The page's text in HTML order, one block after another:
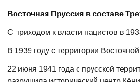
Восточная Пруссия в составе
С приходом к власти нацистов в
В 1939 году с территории
22 июня 1941 года с прусской